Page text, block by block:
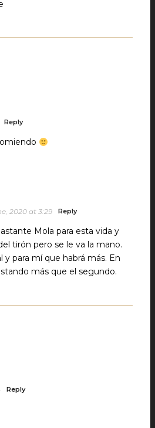
Reply
2020 at 3:29 Reply
Mola para esta vida y
tirón pero se le va la mano.
y para mí que habrá más. En
más que el segundo.
Reply